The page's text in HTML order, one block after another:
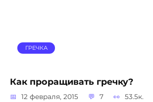
ГРЕЧКА
Как проращивать гречку?
12 февраля, 2015 7 53.5к.